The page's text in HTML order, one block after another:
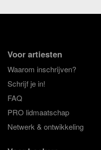
Voor artiesten
Waarom inschrijven?
Schrijf je in!
FAQ
PRO lidmaatschap
Netwerk & ontwikkeling